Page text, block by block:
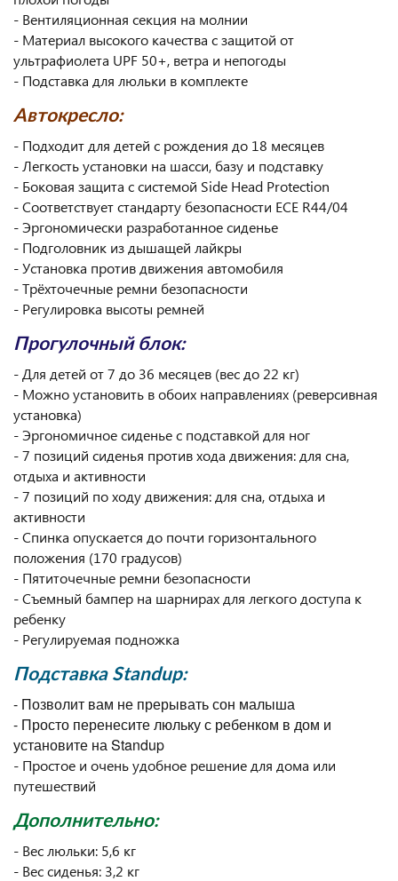
- Вентиляционная секция на молнии
- Материал высокого качества с защитой от
ультрафиолета UPF 50+, ветра и непогоды
- Подставка для люльки в комплекте
Автокресло:
- Подходит для детей с рождения до 18 месяцев
- Легкость установки на шасси, базу и подставку
- Боковая защита с системой Side Head Protection
- Соответствует стандарту безопасности ECE R44/04
- Эргономически разработанное сиденье
- Подголовник из дышащей лайкры
- Установка против движения автомобиля
- Трёхточечные ремни безопасности
- Регулировка высоты ремней
Прогулочный блок:
- Для детей от 7 до 36 месяцев (вес до 22 кг)
- Можно установить в обоих направлениях (реверсивная
установка)
- Эргономичное сиденье с подставкой для ног
- 7 позиций сиденья против хода движения: для сна,
отдыха и активности
- 7 позиций по ходу движения: для сна, отдыха и
активности
- Спинка опускается до почти горизонтального
положения (170 градусов)
- Пятиточечные ремни безопасности
- Съемный бампер на шарнирах для легкого доступа к
ребенку
- Регулируемая подножка
Подставка Standup:
- Позволит вам не прерывать сон малыша
- Просто перенесите люльку с ребенком в дом и
установите на Standup
- Простое и очень удобное решение для дома или
путешествий
Дополнительно:
- Вес люльки: 5,6 кг
- Вес сиденья: 3,2 кг